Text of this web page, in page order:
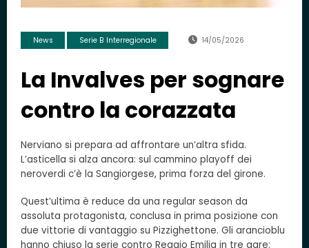
News Serie B Interregionale 14/05/2026
La Invalves per sognare
contro la corazzata
Nerviano si prepara ad affrontare un’altra sfida.
L’asticella si alza ancora: sul cammino playoff dei
neroverdi c’è la Sangiorgese, prima forza del girone.
Quest’ultima è reduce da una regular season da
assoluta protagonista, conclusa in prima posizione con
due vittorie di vantaggio su Pizzighettone. Gli arancioblu
hanno chiuso la serie contro Reggio Emilia in tre gare: